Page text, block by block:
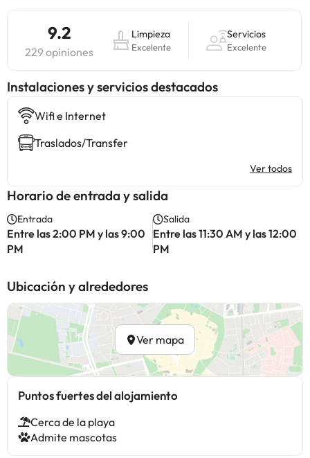
9.2
229 opiniones
Limpieza
Excelente
Servicios
Excelente
Instalaciones y servicios destacados
Wifi e Internet
Traslados/Transfer
Ver todos
Horario de entrada y salida
Entrada
Entre las 2:00 PM y las 9:00
PM
Salida
Entre las 11:30 AM y las 12:00
PM
Ubicación y alrededores
Ver mapa
Puntos fuertes del alojamiento
Cerca de la playa
Admite mascotas